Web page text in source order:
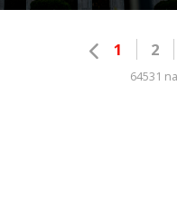
1 2
64531